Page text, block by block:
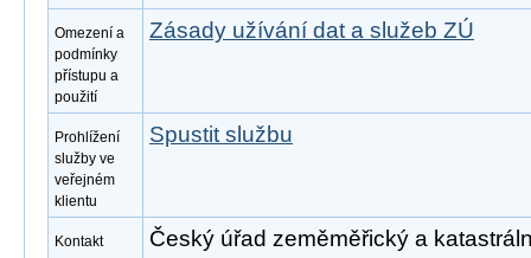
Omezení a
podmínky
přístupu a
použití
Zásady užívání dat a služeb ZÚ
Prohlížení
služby ve
veřejném
klientu
Spustit službu
Kontakt
Český úřad zeměměřický a